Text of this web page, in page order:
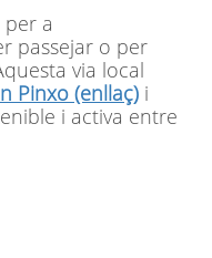
per a
passejar o per
via local
Pinxo (enllaç) i
i activa entre